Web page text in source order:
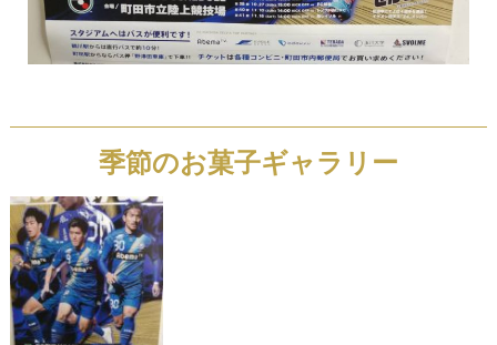
季節のお菓子ギャラリー